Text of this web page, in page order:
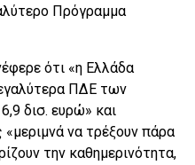
Πρόγραμμα
ότι «η Ελλάδα
ΠΔΕ των
δισ. ευρώ» και
να τρέξουν πάρα
την καθημερινότητα,